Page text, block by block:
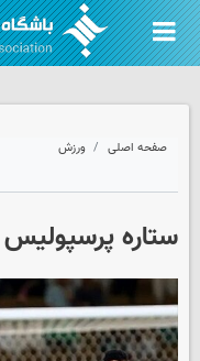
صفحه اصلی ورزش
ستاره